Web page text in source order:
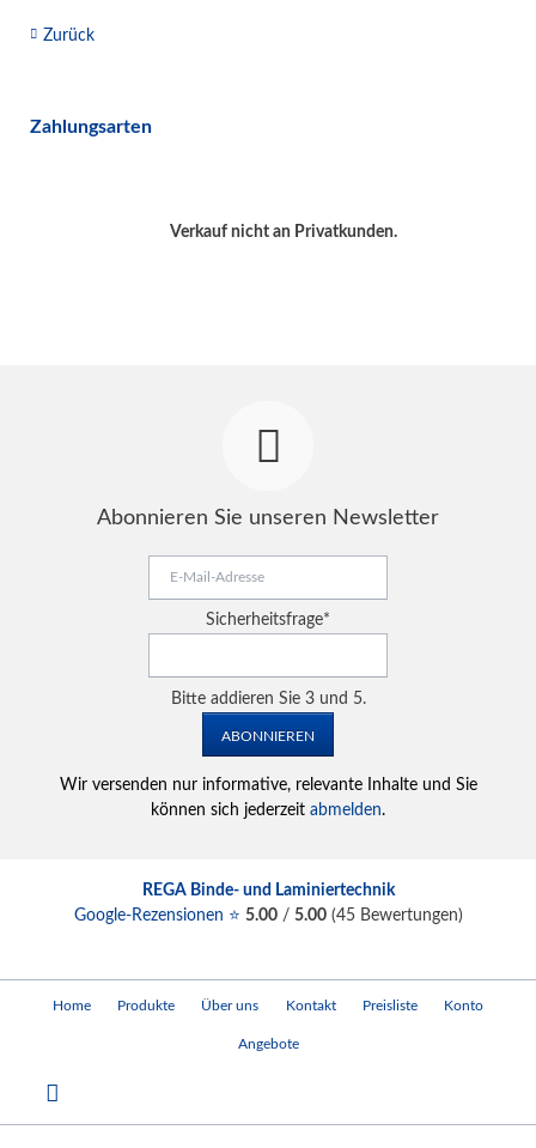
Zurück
Zahlungsarten
Verkauf nicht an Privatkunden.
Abonnieren Sie unseren Newsletter
Adresse
Pflichtfeld
Sicherheitsfrage*
Bitte addieren Sie 3 und 5.
ABONNIEREN
Wir versenden nur informative, relevante Inhalte und Sie
können sich jederzeit abmelden.
Home Produkte Über uns Kontakt Preisliste Konto
Angebote
REGA Binde- und Laminiertechnik
Google-Rezensionen ⭐ 5.00/ 5.00(45Bewertungen)